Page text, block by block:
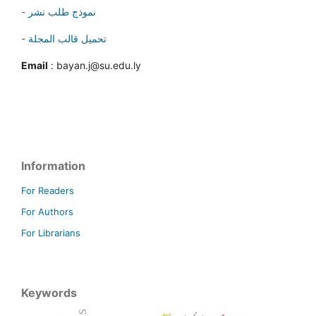
- نموذج طلب نشر
- تحميل قالب المجلة
Email : bayan.j@su.edu.ly
Information
For Readers
For Authors
For Librarians
Keywords